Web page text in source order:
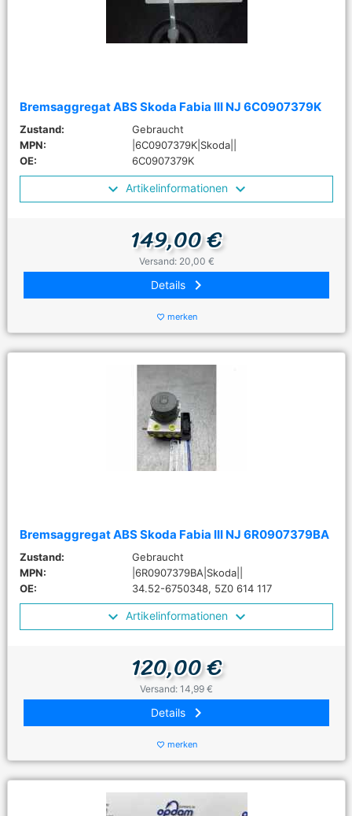
Bremsaggregat ABS Skoda Fabia III NJ 6C0907379K
Zustand:
Gebraucht
MPN:
|6C0907379K|Skoda||
OE:
6C0907379K
Artikelinformationen
149,00 €
Versand: 20,00 €
Details keyboard_arrow_right
favorite_border merken
Bremsaggregat ABS Skoda Fabia III NJ 6R0907379BA
Zustand:
Gebraucht
MPN:
|6R0907379BA|Skoda||
OE:
34.52-6750348, 5Z0 614 117
Artikelinformationen
120,00 €
Versand: 14,99 €
Details keyboard_arrow_right
favorite_border merken